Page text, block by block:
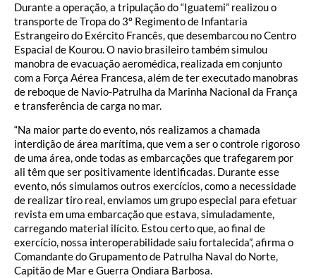
Durante a operação, a tripulação do “Iguatemi” realizou o
transporte de Tropa do 3º Regimento de Infantaria
Estrangeiro do Exército Francês, que desembarcou no Centro
Espacial de Kourou. O navio brasileiro também simulou
manobra de evacuação aeromédica, realizada em conjunto
com a Força Aérea Francesa, além de ter executado manobras
de reboque de Navio-Patrulha da Marinha Nacional da França
e transferência de carga no mar.
“Na maior parte do evento, nós realizamos a chamada
interdição de área marítima, que vem a ser o controle rigoroso
de uma área, onde todas as embarcações que trafegarem por
ali têm que ser positivamente identificadas. Durante esse
evento, nós simulamos outros exercícios, como a necessidade
de realizar tiro real, enviamos um grupo especial para efetuar
revista em uma embarcação que estava, simuladamente,
carregando material ilícito. Estou certo que, ao final de
exercício, nossa interoperabilidade saiu fortalecida”, afirma o
Comandante do Grupamento de Patrulha Naval do Norte,
Capitão de Mar e Guerra Ondiara Barbosa.